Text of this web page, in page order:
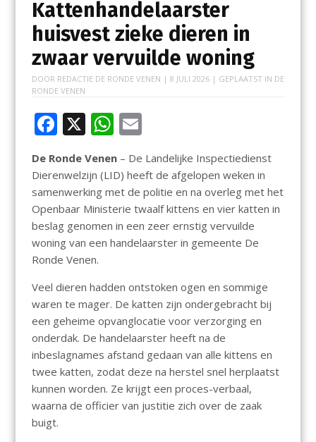
Kattenhandelaarster
huisvest zieke dieren in
zwaar vervuilde woning
DOOR REDACTIE DE RONDE VENEN | 8 JULI 2026| GEPLAATST IN DE
RONDE VENEN
F
ac
e
b
o
o
k
X W
at
s
A
p
E
ai
l
De Ronde Venen– De Landelijke Inspectiedienst
Dierenwelzijn (LID) heeft de afgelopen weken in
samenwerking met de politie en na overleg met het
Openbaar Ministerie twaalf kittens en vier katten in
beslag genomen in een zeer ernstig vervuilde
woning van een handelaarster in gemeente De
Ronde Venen.
Veel dieren hadden ontstoken ogen en sommige
waren te mager. De katten zijn ondergebracht bij
een geheime opvanglocatie voor verzorging en
onderdak. De handelaarster heeft na de
inbeslagnames afstand gedaan van alle kittens en
twee katten, zodat deze na herstel snel herplaatst
kunnen worden. Ze krijgt een proces-verbaal,
waarna de officier van justitie zich over de zaak
buigt.